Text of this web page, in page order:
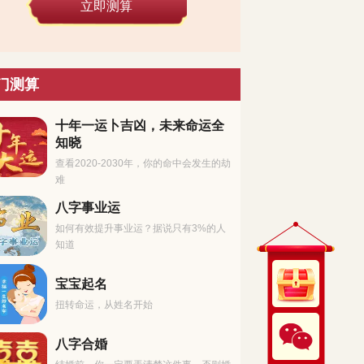
立即测算
测算
十年一运卜吉凶，未来命运全
知晓
查看2020-2030年，你的命中会发生的劫
难
八字事业运
如何有效提升事业运？据说只有3%的人
知道
宝宝起名
扭转命运，从姓名开始
八字合婚